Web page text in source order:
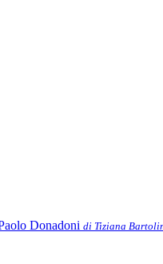
Donadoni di Tiziana